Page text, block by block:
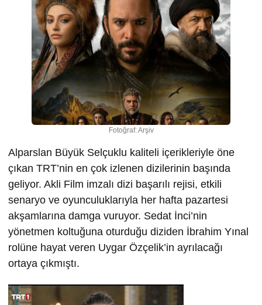
Fotoğraf: Arşiv
Alparslan Büyük Selçuklu kaliteli içerikleriyle öne
çıkan TRT’nin en çok izlenen dizilerinin başında
geliyor. Akli Film imzalı dizi başarılı rejisi, etkili
senaryo ve oyunculuklarıyla her hafta pazartesi
akşamlarına damga vuruyor. Sedat İnci’nin
yönetmen koltuğuna oturduğu diziden İbrahim Yınal
rolüne hayat veren Uygar Özçelik’in ayrılacağı
ortaya çıkmıştı.